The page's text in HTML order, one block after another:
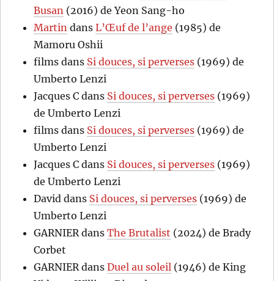
Busan (2016) de Yeon Sang-ho
Martin dansL’Œuf de l’ange (1985) de
Mamoru Oshii
films dans Si douces, si perverses (1969) de
Umberto Lenzi
Jacques C dans Si douces, si perverses (1969)
de Umberto Lenzi
films dans Si douces, si perverses (1969) de
Umberto Lenzi
Jacques C dans Si douces, si perverses (1969)
de Umberto Lenzi
David dans Si douces, si perverses (1969) de
Umberto Lenzi
GARNIER dansThe Brutalist (2024) de Brady
Corbet
GARNIER dansDuel au soleil (1946) de King